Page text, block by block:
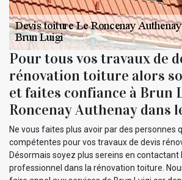
Pour tous vos travaux de
rénovation toiture alors
et faites confiance à Brun
Roncenay Authenay dans
Ne vous faites plus avoir par des personnes
compétentes pour vos travaux de devis
Désormais soyez plus sereins en contactant
professionnel dans la rénovation toiture.